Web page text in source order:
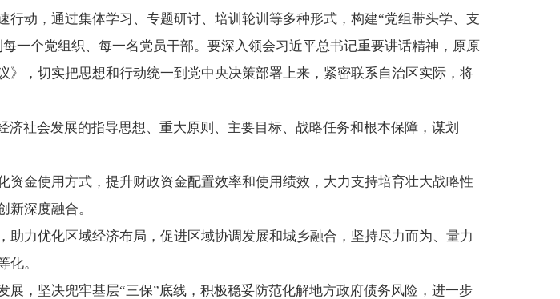
动，通过集体学习、专题研讨、培训轮训等多种形式，构建“党组带头学、支
一个党组织、每一名党员干部。要深入领会习近平总书记重要讲话精神，原原
，切实把思想和行动统一到党中央决策部署上来，紧密联系自治区实际，将
社会发展的指导思想、重大原则、主要目标、战略任务和根本保障，谋划
金使用方式，提升财政资金配置效率和使用绩效，大力支持培育壮大战略性
深度融合。
力优化区域经济布局，促进区域协调发展和城乡融合，坚持尽力而为、量力
化。
，坚决兜牢基层“三保”底线，积极稳妥防范化解地方政府债务风险，进一步